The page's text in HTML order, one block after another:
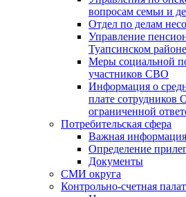
вопросам семьи и
Отдел по делам
Управление
Туапсинском районе
Меры социальной
участников СВО
Информация о
плате сотрудников
ограниченной
Потребительская сфера
Важная информация
Определение
Документы
СМИ округа
Контрольно-счетная